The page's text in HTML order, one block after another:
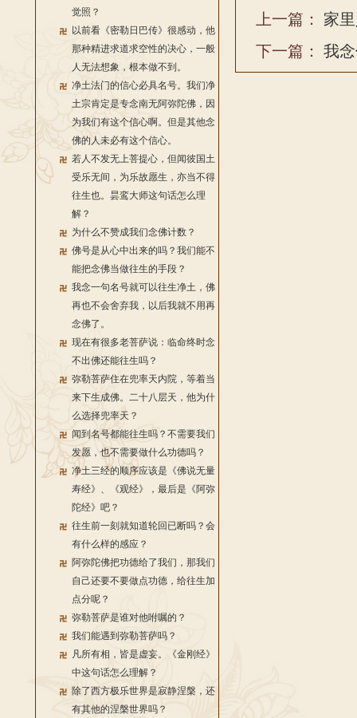
觉照？
以前看《密勒日巴传》很感动，他
那种精进求道求空性的决心，一般
人无法想象，根本做不到。
净土法门的信心必具名号。我们净
土宗肯定是专念南无阿弥陀佛，因
为我们有这个信心啊。但是其他念
佛的人未必有这个信心。
若人不发无上菩提心，但闻彼国土
受乐无间，为乐故愿生，亦当不得
往生也。昙鸾大师这句话怎么理
解？
为什么不赞成我们念佛计数？
佛号是从心中出来的吗？我们能不
能把念佛当做往生的手段？
我念一句名号就可以往生净土，佛
再也不会舍弃我，以后我就不用再
念佛了。
现在有很多老菩萨说：临命终时念
不出佛还能往生吗？
弥勒菩萨住在兜率天内院，等着当
来下生成佛。二十八层天，他为什
么选择兜率天？
闻到名号都能往生吗？不需要我们
发愿，也不需要做什么功德吗？
净土三经的顺序应该是《佛说无量
寿经》、《观经》，最后是《阿弥
陀经》吧？
往生前一刻就知道轮回已断吗？会
有什么样的感应？
阿弥陀佛把功德给了我们，那我们
自己还要不要做点功德，给往生加
点分呢？
弥勒菩萨是谁对他咐嘱的？
我们能遇到弥勒菩萨吗？
凡所有相，皆是虚妄。《金刚经》
中这句话怎么理解？
除了西方极乐世界是寂静涅槃，还
有其他的涅槃世界吗？
上一篇： 家
下一篇： 我